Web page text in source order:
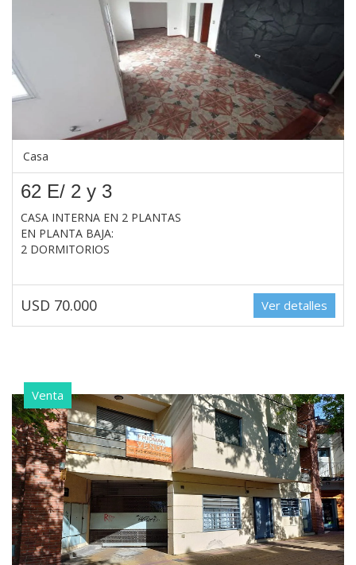
Casa
62 E/ 2 y 3
CASA INTERNA EN 2 PLANTAS
EN PLANTA BAJA:
2 DORMITORIOS
USD 70.000 Ver detalles
Venta